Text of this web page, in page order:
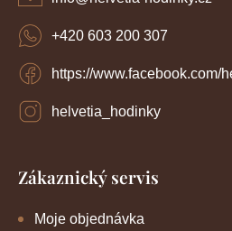
https://www.facebook.com/
helvetia_hodinky
+420 603 200 307
Zákaznický servis
Moje objednávka